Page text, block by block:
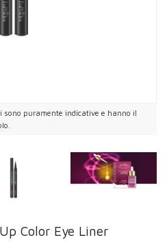
sono puramente indicative e hanno il
Color Eye Liner